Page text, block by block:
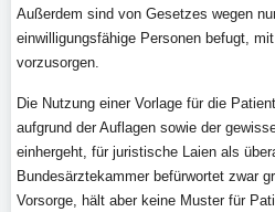
Außerdem sind von Gesetzes wegen
einwilligungsfähige Personen befugt,
vorzusorgen.
Die Nutzung einer Vorlage für die
aufgrund der Auflagen sowie der
einhergeht, für juristische Laien als
Bundesärztekammer befürwortet zwar
Vorsorge, hält aber keine Muster für